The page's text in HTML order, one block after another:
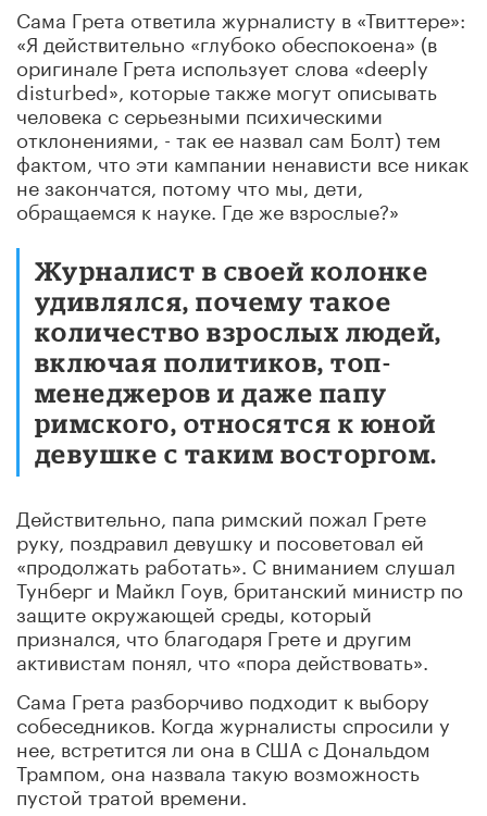
Сама Грета ответила журналисту в «Твиттере»:
«Я действительно «глубоко обеспокоена» (в
оригинале Грета использует слова «deeply
disturbed», которые также могут описывать
человека с серьезными психическими
отклонениями, - так ее назвал сам Болт) тем
фактом, что эти кампании ненависти все никак
не закончатся, потому что мы, дети,
обращаемся к науке. Где же взрослые?»
Журналист в своей колонке
удивлялся, почему такое
количество взрослых людей,
включая политиков, топ-
менеджеров и даже папу
римского, относятся к юной
девушке с таким восторгом.
Действительно, папа римский пожал Грете
руку, поздравил девушку и посоветовал ей
«продолжать работать». С вниманием слушал
Тунберг и Майкл Гоув, британский министр по
защите окружающей среды, который
признался, что благодаря Грете и другим
активистам понял, что «пора действовать».
Сама Грета разборчиво подходит к выбору
собеседников. Когда журналисты спросили у
нее, встретится ли она в США с Дональдом
Трампом, она назвала такую возможность
пустой тратой времени.